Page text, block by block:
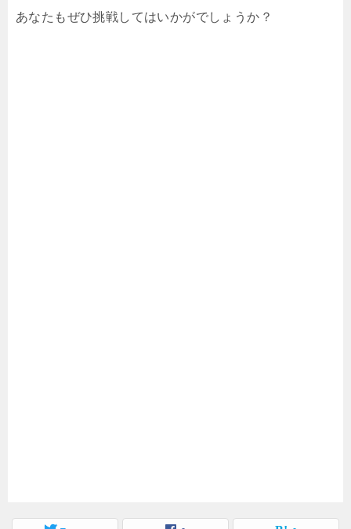
あなたもぜひ挑戦してはいかがでしょうか？